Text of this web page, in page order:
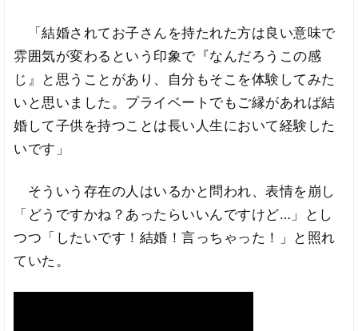
「結婚されてお子さんを持たれた方は良い意味で
雰囲気が変わるという印象で『なんだろうこの感
じ』と思うことがあり、自分もそこを体験してみた
いと思いました。プライベートでもご縁があれば結
婚して子供を持つことは長い人生において経験した
いです」
そういう存在の人はいるかと問われ、表情を崩し
「どうですかね？あったらいいんですけど…」とし
つつ「したいです！結婚！言っちゃった！」と照れ
ていた。